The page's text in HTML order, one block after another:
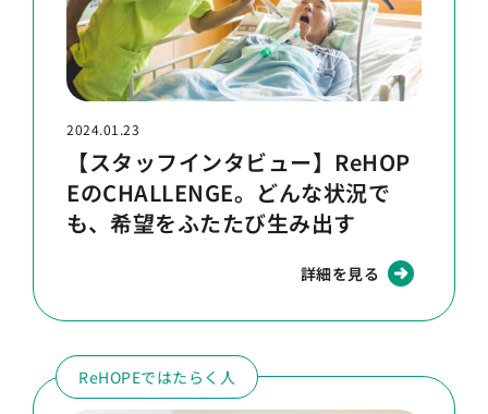
2024.01.23
【スタッフインタビュー】ReHOP
EのCHALLENGE。どんな状況で
も、希望をふたたび生み出す
詳細を見る
ReHOPEではたらく人